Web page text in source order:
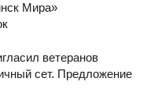
Мира»
ветеранов
сет. Предложение